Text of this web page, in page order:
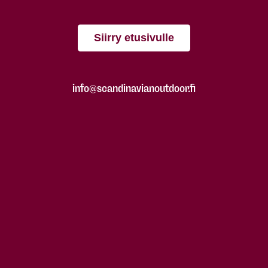
Siirry etusivulle
info@scandinavianoutdoor.fi